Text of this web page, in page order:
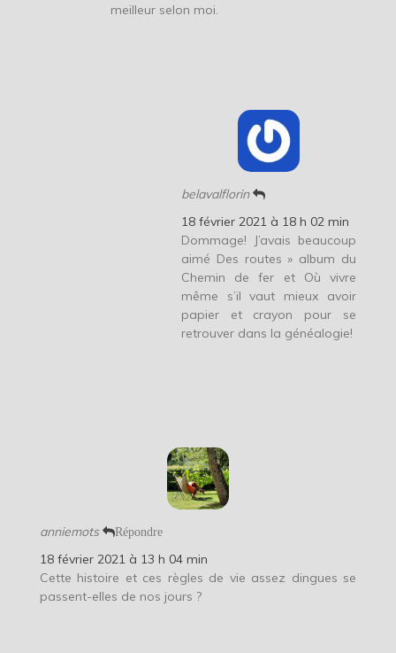
meilleur selon moi.
belavalflorin
18 février 2021 à 18 h 02 min
Dommage! J’avais beaucoup
aimé Des routes » album du
Chemin de fer et Où vivre
même s’il vaut mieux avoir
papier et crayon pour se
retrouver dans la généalogie!
anniemots Répondre
18 février 2021 à 13 h 04 min
Cette histoire et ces règles de vie assez dingues se
passent-elles de nos jours ?